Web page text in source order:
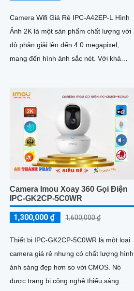
Camera Wifi Giá Rẻ IPC-A42EP-L Hình
Ảnh 2K là một sản phẩm chất lượng với
độ phân giải lên đến 4.0 megapixel,
mang đến hình ảnh sắc nét. Với khả
Camera Imou Xoay 360 Gọi Điện
IPC-GK2CP-5C0WR
1,300,000 ₫ 1,600,000 ₫
Thiết bị IPC-GK2CP-5C0WR là một loại
camera giá rẻ nhưng có chất lượng hình
ảnh sáng đẹp hơn so với CMOS. Nó
được trang bị công nghệ thiếu sáng